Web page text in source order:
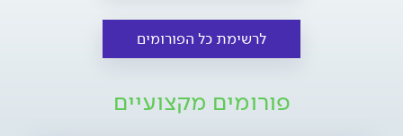
לרשימת כל הפורומים
פורומים מקצועיים